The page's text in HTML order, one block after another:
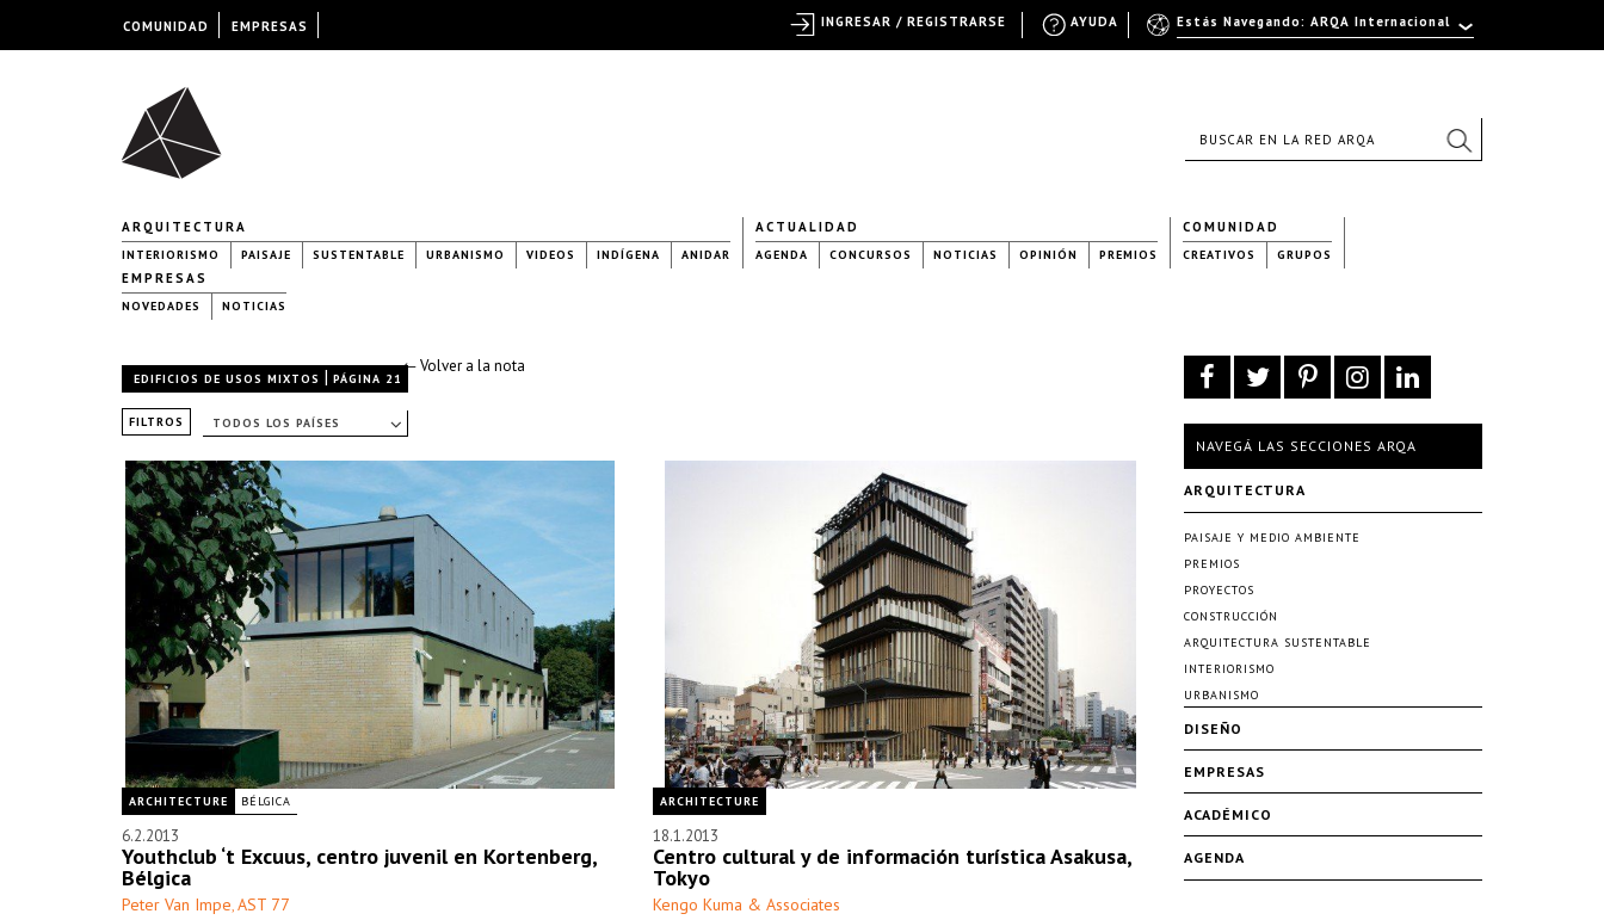
ARQUITECTURA
INTERIORISMO PAISAJE SUSTENTABLE URBANISMO VIDEOS INDÍGENA ANIDAR
ACTUALIDAD
AGENDA CONCURSOS NOTICIAS OPINIÓN PREMIOS
COMUNIDAD
CREATIVOS GRUPOS
EMPRESAS
NOVEDADES NOTICIAS
← Volver a la nota
EDIFICIOS DE USOS MIXTOS | PÁGINA 21
FILTROS TODOS LOS PAÍSES
ARCHITECTURE BÉLGICA
6.2.2013
Youthclub ‘t Excuus, centro juvenil en Kortenberg,
Bélgica
Peter Van Impe, AST 77
ARCHITECTURE
18.1.2013
Centro cultural y de información turística Asakusa,
Tokyo
Kengo Kuma & Associates
NAVEGÁ LAS SECCIONES ARQA
ARQUITECTURA
PAISAJE Y MEDIO AMBIENTE
PREMIOS
PROYECTOS
CONSTRUCCIÓN
ARQUITECTURA SUSTENTABLE
INTERIORISMO
URBANISMO
DISEÑO
EMPRESAS
ACADÉMICO
AGENDA
COMUNIDAD EMPRESAS Estás Navegando: ARQA Internacional
AYUDA
INGRESAR / REGISTRARSE